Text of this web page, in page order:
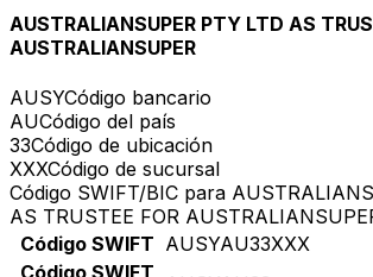
AUSTRALIANSUPER PTY LTD AS
AUSTRALIANSUPER
AUSYCódigo bancario
AUCódigo del país
33Código de ubicación
XXXCódigo de sucursal
Código SWIFT/BIC para
AS TRUSTEE FOR
Código SWIFT AUSYAU33XXX
Código SWIFT